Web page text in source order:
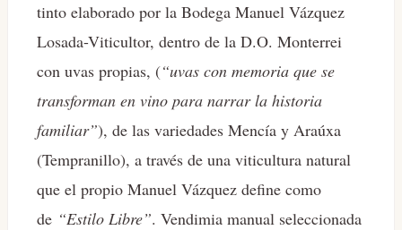
tinto elaborado por la Bodega Manuel Vázquez
Losada-Viticultor, dentro de la D.O. Monterrei
con uvas propias, (“uvas con memoria que se
transforman en vino para narrar la historia
familiar”), de las variedades Mencía y Araúxa
(Tempranillo), a través de una viticultura natural
que el propio Manuel Vázquez define como
de “Estilo Libre”. Vendimia manual seleccionada